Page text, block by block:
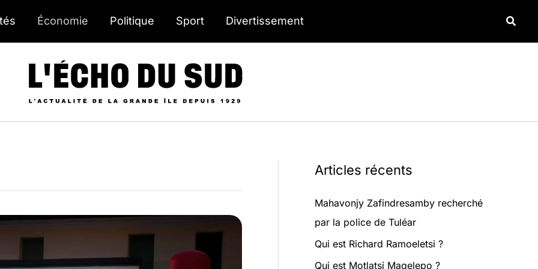
Économie Politique Sport Divertissement
Articles récents
Mahavonjy Zafindresamby recherché
par la police de Tuléar
Qui est Richard Ramoeletsi ?
Qui est Motlatsi Maqelepo ?